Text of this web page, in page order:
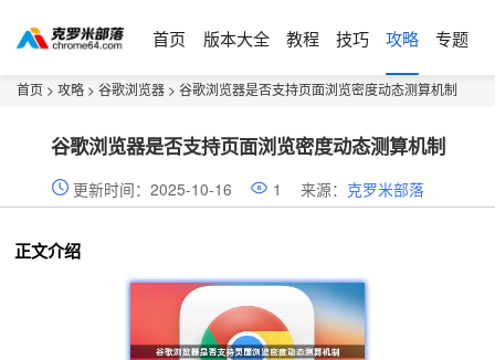
首页 版本大全 教程 技巧 攻略 专题
首页 > 攻略 > 谷歌浏览器 > 谷歌浏览器是否支持页面浏览密度动态测算机制
谷歌浏览器是否支持页面浏览密度动态测算机制
更新时间：2025-10-16 1 来源： 克罗米部落
正文介绍